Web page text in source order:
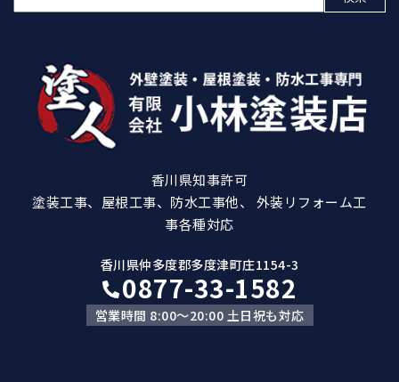
索:
香川県知事許可
塗装工事、屋根工事、防水工事他、 外装リフォーム工
事各種対応
香川県仲多度郡多度津町庄1154-3
0877-33-1582
営業時間 8:00～20:00 土日祝も対応